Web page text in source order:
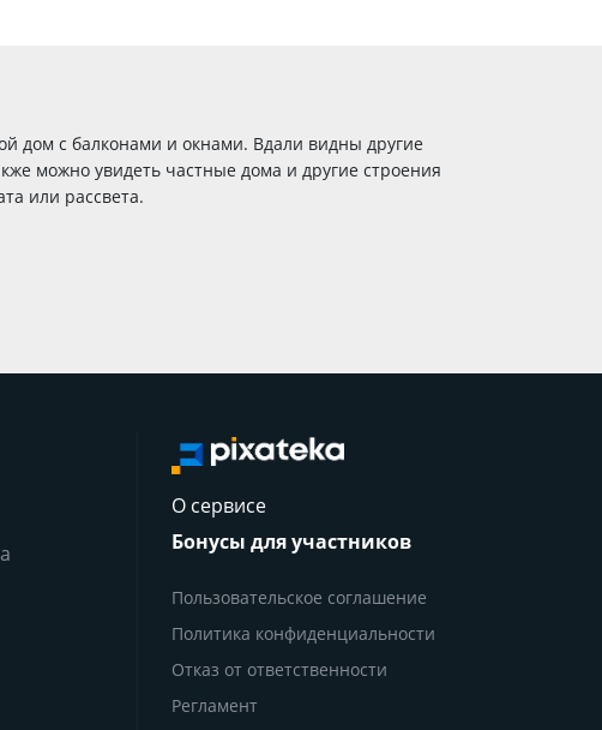
дом с балконами и окнами. Вдали видны другие
можно увидеть частные дома и другие строения
или рассвета.
О сервисе
Бонусы для участников
Пользовательское соглашение
Политика конфиденциальности
Отказ от ответственности
Регламент